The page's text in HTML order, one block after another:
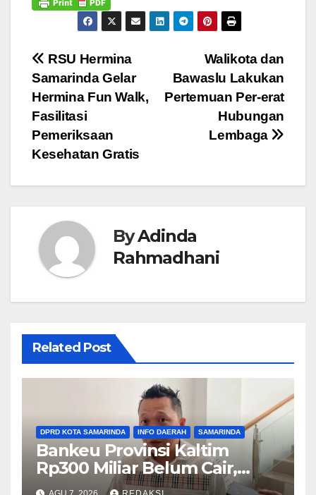
Navigasi
pos
Walikota dan
Bawaslu Lakukan
Pertemuan Per-erat
Hubungan
Lembaga
RSU Hermina
Samarinda Gelar
Hermina Fun Walk,
Fasilitasi
Pemeriksaan
Kesehatan Gratis
ByAdinda
Rahmadhani
Related Post
DPRD KOTA SAMARINDA INFO DAERAH SAMARINDA
Bankeu Provinsi Kaltim
Rp300 Miliar Belum Cair,
Komisi III DPRD Samarinda